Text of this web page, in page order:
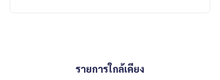
รายการใกล้เคียง